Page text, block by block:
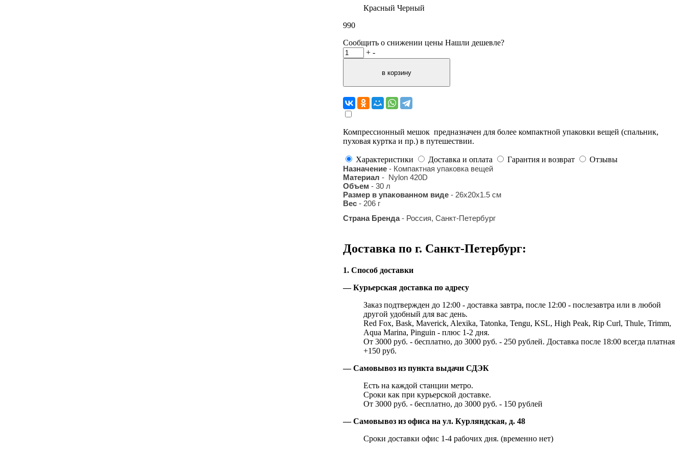
Красный Черный
990
Сообщить о снижении цены Нашли дешевле?
+ -
Компрессионный мешок предназначен для более компактной упаковки вещей (спальник,
пуховая куртка и пр.) в путешествии.
Характеристики Доставка и оплата Гарантия и возврат
Отзывы
Назначение - Компактная упаковка вещей
Материал - Nylon 420D
Объем - 30 л
Размер в упакованном виде - 26х20х1.5 см
Вес - 206 г
Страна Бренда- Россия, Санкт-Петербург
Доставка по г. Санкт-Петербург:
1. Способ доставки
— Курьерская доставка по адресу
Заказ подтвержден до 12:00 - доставка завтра, после 12:00 - послезавтра или в любой
другой удобный для вас день.
Red Fox, Bask, Maverick, Alexika, Tatonka, Tengu, KSL, High Peak, Rip Curl, Thule, Trimm,
Aqua Marina, Pinguin - плюс 1-2 дня.
От 3000 руб. - бесплатно, до 3000 руб. - 250 рублей. Доставка после 18:00 всегда платная
+150 руб.
— Самовывоз из пункта выдачи СДЭК
Есть на каждой станции метро.
Сроки как при курьерской доставке.
От 3000 руб. - бесплатно, до 3000 руб. - 150 рублей
— Самовывоз из офиса на ул. Курляндская, д. 48
Сроки доставки офис 1-4 рабочих дня. (временно нет)